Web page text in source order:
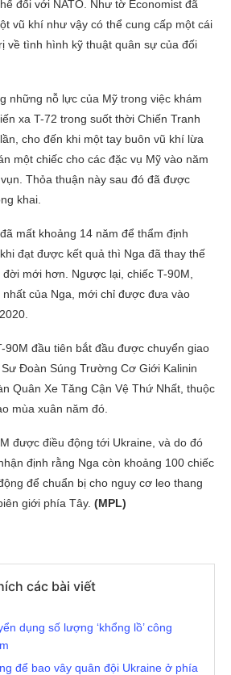
đối với NATO. Như tờ Economist đã
vũ khí như vậy có thể cung cấp một cái
về tình hình kỹ thuật quân sự của đối
những nỗ lực của Mỹ trong việc khám
xa T-72 trong suốt thời Chiến Tranh
cho đến khi một tay buôn vũ khí lừa
một chiếc cho các đặc vụ Mỹ vào năm
Thỏa thuận này sau đó đã được
khai.
mất khoảng 14 năm để thẩm định
đạt được kết quả thì Nga đã thay thế
mới hơn. Ngược lại, chiếc T-90M,
của Nga, mới chỉ được đưa vào
90M đầu tiên bắt đầu được chuyển giao
Đoàn Súng Trường Cơ Giới Kalinin
Quân Xe Tăng Cận Vệ Thứ Nhất, thuộc
mùa xuân năm đó.
được điều động tới Ukraine, và do đó
định rằng Nga còn khoảng 100 chiếc
để chuẩn bị cho nguy cơ leo thang
giới phía Tây. (MPL)
các bài viết
dụng số lượng ‘khổng lồ’ công
để bao vây quân đội Ukraine ở phía